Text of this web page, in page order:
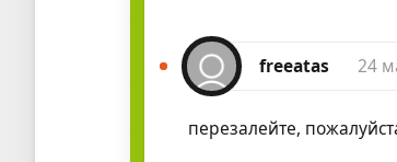
freeatas 24
перезалейте,